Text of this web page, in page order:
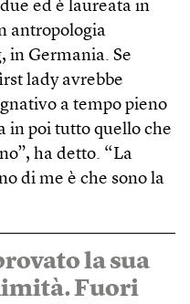
ed è laureata in
antropologia
in Germania. Se
lady avrebbe
a tempo pieno
in poi tutto quello che
ha detto. “La
di me è che sono la
la sua
Fuori